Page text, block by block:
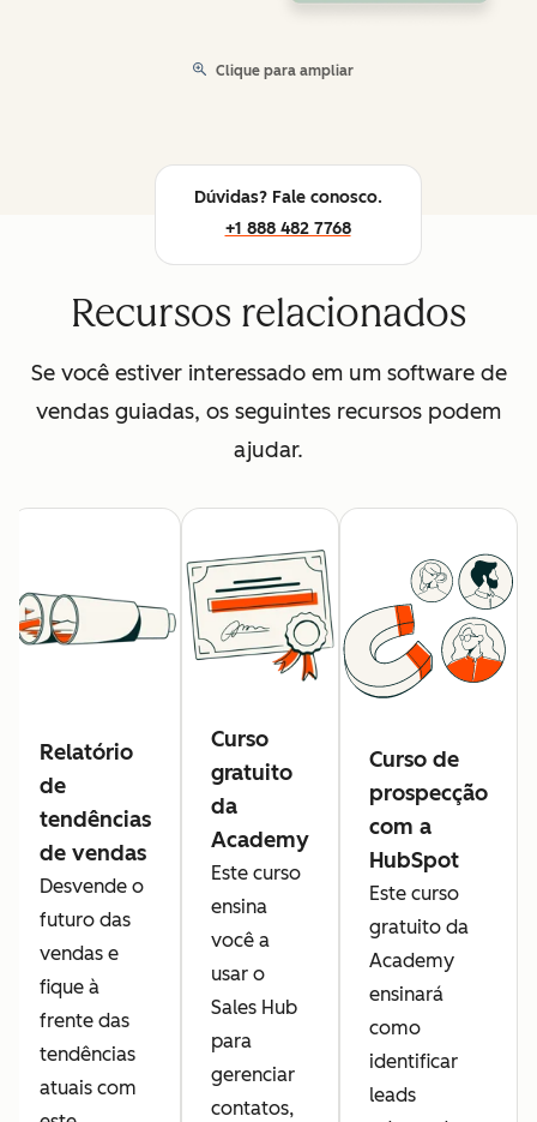
Clique para ampliar
Dúvidas? Fale conosco.
+1 888 482 7768
Recursos relacionados
Se você estiver interessado em um software de
vendas guiadas, os seguintes recursos podem
ajudar.
Relatório
de
tendências
de vendas
Desvende o
futuro das
vendas e
fique à
frente das
tendências
atuais com
Curso
gratuito
da
Academy
Este curso
ensina
você a
usar o
Sales Hub
para
gerenciar
contatos,
Curso de
prospecção
com a
HubSpot
Este curso
gratuito da
Academy
ensinará
como
identificar
leads